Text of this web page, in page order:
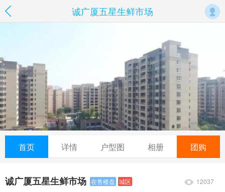
诚广厦五星生鲜市场
首页 详情 户型图 相册 团购
12037
诚广厦五星生鲜市场 在售楼盘 城区